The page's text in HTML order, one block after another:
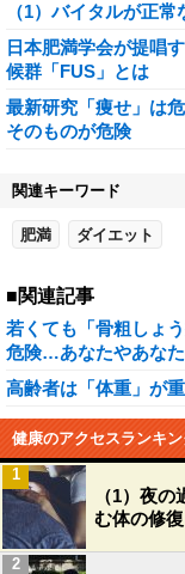
（1）バイタルが正
日本肥満学会が提唱
候群「FUS」とは
最新研究「痩せ」は
そのものが危険
関連キーワード
肥満 ダイエット
■関連記事
若くても「骨粗しょ
危険…あなたやあな
高齢者は「体重」が
健康のアクセスランキ
（1）夜
む体の修復
1
2